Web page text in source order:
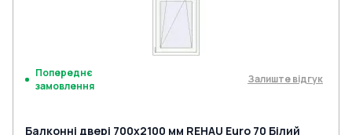
Попереднє
замовлення
Залиште відгук
Балконні двері 700x2100 мм REHAU Euro 70 Білий